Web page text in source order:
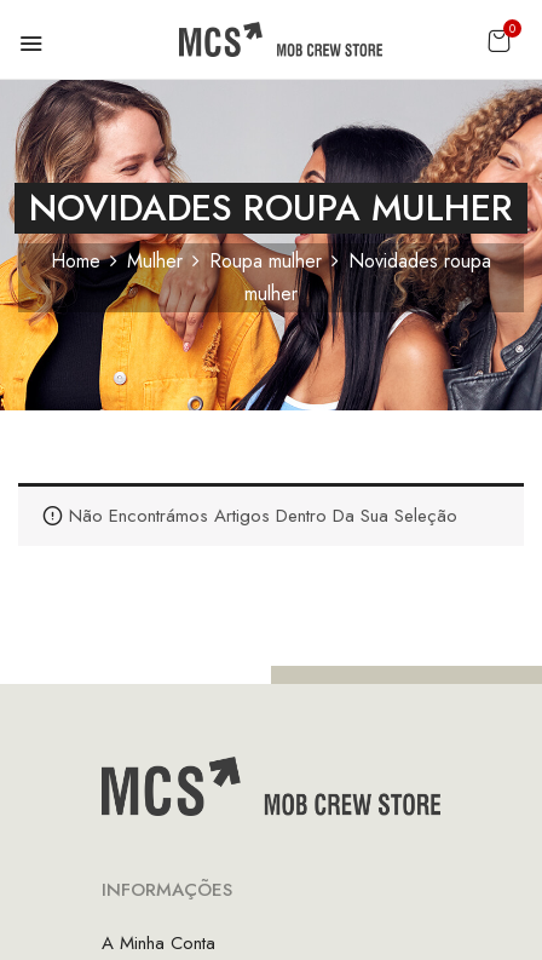
0
NOVIDADES ROUPA MULHER
Home Mulher Roupa mulher
Novidades roupa
mulher
Não Encontrámos Artigos Dentro Da Sua Seleção
INFORMAÇÕES
A Minha Conta